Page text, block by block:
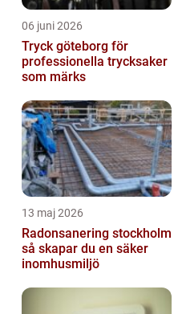
06 juni 2026
Tryck göteborg för
professionella trycksaker
som märks
13 maj 2026
Radonsanering stockholm
så skapar du en säker
inomhusmiljö